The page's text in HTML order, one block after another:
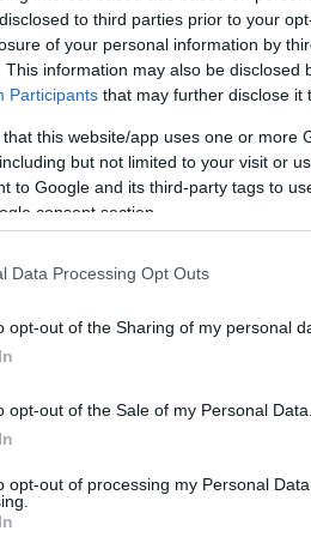
to third parties prior to your
of your personal information by
This information may also be disclosed
Participants that may further disclose it
that this website/app uses one or more
but not limited to your visit or
to Google and its third-party tags to
consent section.
Data Processing Opt Outs
opt-out of the Sharing of my personal
opt-out of the Sale of my Personal Data.
opt-out of processing my Personal
hogy találkozzunk.
búcsúzni jött – mesélte az
megivott több mint 1
kidobta.”
sem tudott, annyira
onnan járt
még egy utolsó,
a rendőrségi
lett” – emlékezett a
a nyomozók. Az utcán
maga is rendőr volt.